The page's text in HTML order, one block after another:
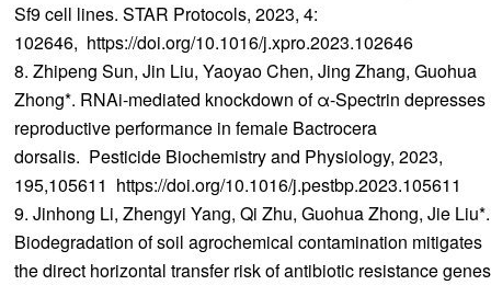
Sf9 cell lines. STAR Protocols, 2023, 4:
102646, https://doi.org/10.1016/j.xpro.2023.102646
8. Zhipeng Sun, Jin Liu, Yaoyao Chen, Jing Zhang, Guohua
Zhong*. RNAi-mediated knockdown of α-Spectrin depresses
reproductive performance in female Bactrocera
dorsalis. Pesticide Biochemistry and Physiology, 2023,
195,105611 https://doi.org/10.1016/j.pestbp.2023.105611
9. Jinhong Li, Zhengyi Yang, Qi Zhu, Guohua Zhong, Jie Liu*.
Biodegradation of soil agrochemical contamination mitigates
the direct horizontal transfer risk of antibiotic resistance genes